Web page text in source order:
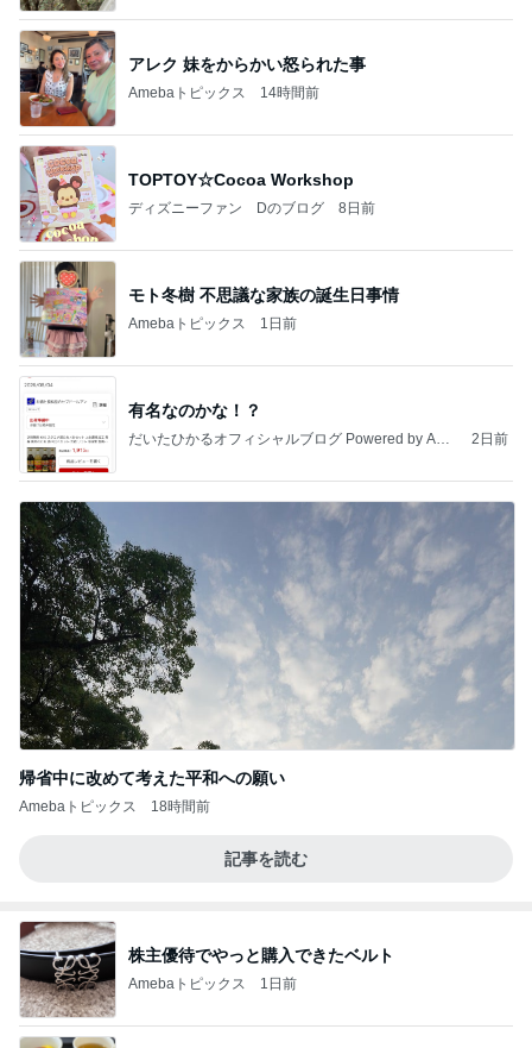
アレク 妹をからかい怒られた事
Amebaトピックス 14時間前
TOPTOY☆Cocoa Workshop
ディズニーファン Dのブログ 8日前
モト冬樹 不思議な家族の誕生日事情
Amebaトピックス 1日前
有名なのかな！？
だいたひかるオフィシャルブログ Powered by Ame
2日前
帰省中に改めて考えた平和への願い
Amebaトピックス 18時間前
記事を読む
株主優待でやっと購入できたベルト
Amebaトピックス 1日前